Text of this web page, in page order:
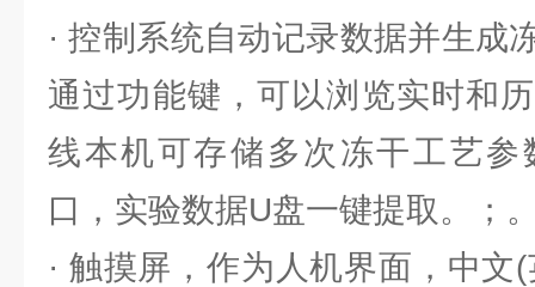
· 控制系统自动记录数据并生成
通过功能键，可以浏览实时和
线本机可存储多次冻干工艺参
口，实验数据U盘一键提取。；
· 触摸屏，作为人机界面，中文